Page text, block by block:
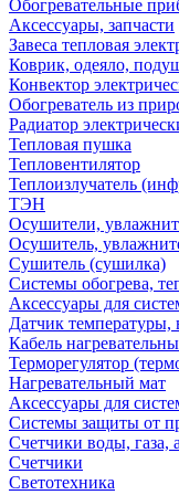
Обогревательные
Аксессуары, запчасти
Завеса тепловая
Коврик, одеяло,
Конвектор
Обогреватель из
Радиатор
Тепловая пушка
Тепловентилятор
Теплоизлучатель
ТЭН
Осушители,
Осушитель,
Сушитель (сушилка)
Системы обогрева,
Аксессуары для
Датчик температуры,
Кабель
Терморегулятор
Нагревательный мат
Аксессуары для
Системы защиты от
Счетчики воды, газа,
Счетчики
Светотехника